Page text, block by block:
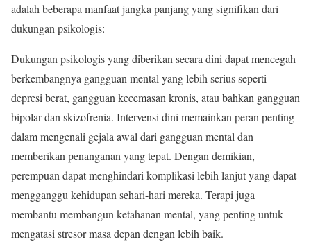
adalah beberapa manfaat jangka panjang yang signifikan dari
dukungan psikologis:
Dukungan psikologis yang diberikan secara dini dapat mencegah
berkembangnya gangguan mental yang lebih serius seperti
depresi berat, gangguan kecemasan kronis, atau bahkan gangguan
bipolar dan skizofrenia. Intervensi dini memainkan peran penting
dalam mengenali gejala awal dari gangguan mental dan
memberikan penanganan yang tepat. Dengan demikian,
perempuan dapat menghindari komplikasi lebih lanjut yang dapat
mengganggu kehidupan sehari-hari mereka. Terapi juga
membantu membangun ketahanan mental, yang penting untuk
mengatasi stresor masa depan dengan lebih baik.